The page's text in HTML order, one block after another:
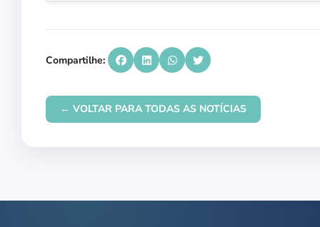
Compartilhe:
← VOLTAR PARA TODAS AS NOTÍCIAS